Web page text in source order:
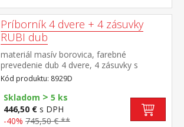
Príborník 4 dvere + 4 zásuvky
RUBI dub
materiál masív borovica, farebné
prevedenie dub 4 dvere, 4 zásuvky s
kovovými pojazdmi, 2 police
Kód produktu: 8929D
Skladom > 5 ks
446,50 € s DPH
-40% 745,50 € **